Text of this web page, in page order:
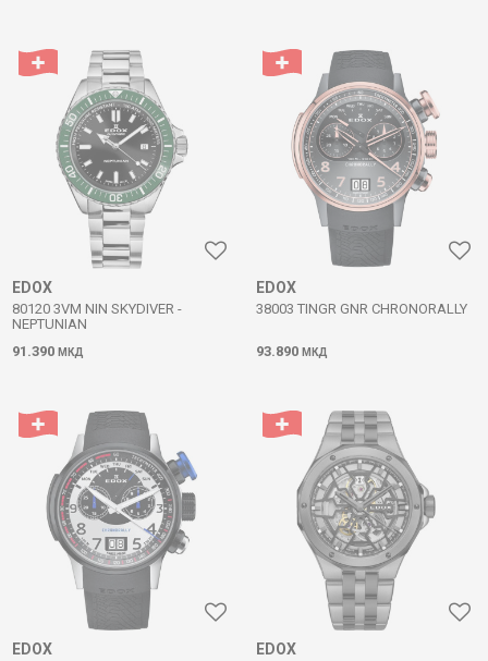
EDOX
80120 3VM NIN SKYDIVER -
NEPTUNIAN
91.390 МКД
EDOX
38003 TINGR GNR CHRONORALLY
93.890 МКД
EDOX EDOX